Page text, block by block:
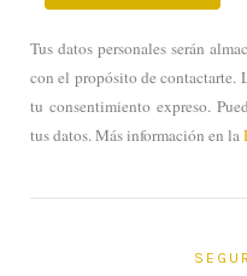
Tus datos personales serán
con el propósito de contactarte.
tu consentimiento expreso.
tus datos. Más información en la